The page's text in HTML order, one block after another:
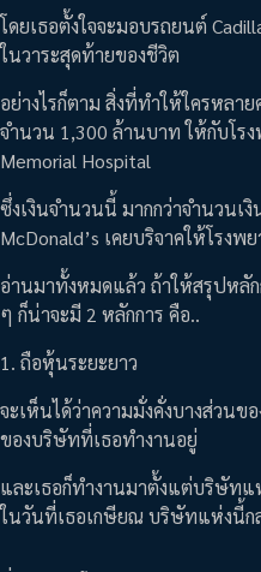
โดยเธอตั้งใจจะมอบรถยนต์
ในวาระสุดท้ายของชีวิต
อย่างไรก็ตาม สิ่งที่ทำให้ใครหลา
จำนวน 1,300 ล้านบาท ให้กับโรง
Memorial Hospital
ซึ่งเงินจำนวนนี้ มากกว่าจำนวน
McDonald’s เคยบริจาคให้โรง
อ่านมาทั้งหมดแล้ว ถ้าให้สรุปหลั
ๆ ก็น่าจะมี 2 หลักการ คือ..
1. ถือหุ้นระยะยาว
จะเห็นได้ว่าความมั่งคั่งบางส่วน
ของบริษัทที่เธอทำงานอยู่
และเธอก็ทำงานมาตั้งแต่บริษัท
ในวันที่เธอเกษียณ บริษัทแห่งนี้